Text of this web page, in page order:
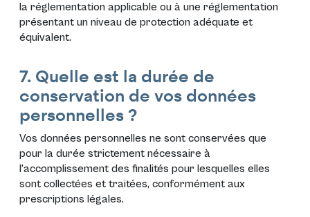
la réglementation applicable ou à une réglementation
présentant un niveau de protection adéquate et
équivalent.
7. Quelle est la durée de
conservation de vos données
personnelles ?
Vos données personnelles ne sont conservées que
pour la durée strictement nécessaire à
l’accomplissement des finalités pour lesquelles elles
sont collectées et traitées, conformément aux
prescriptions légales.